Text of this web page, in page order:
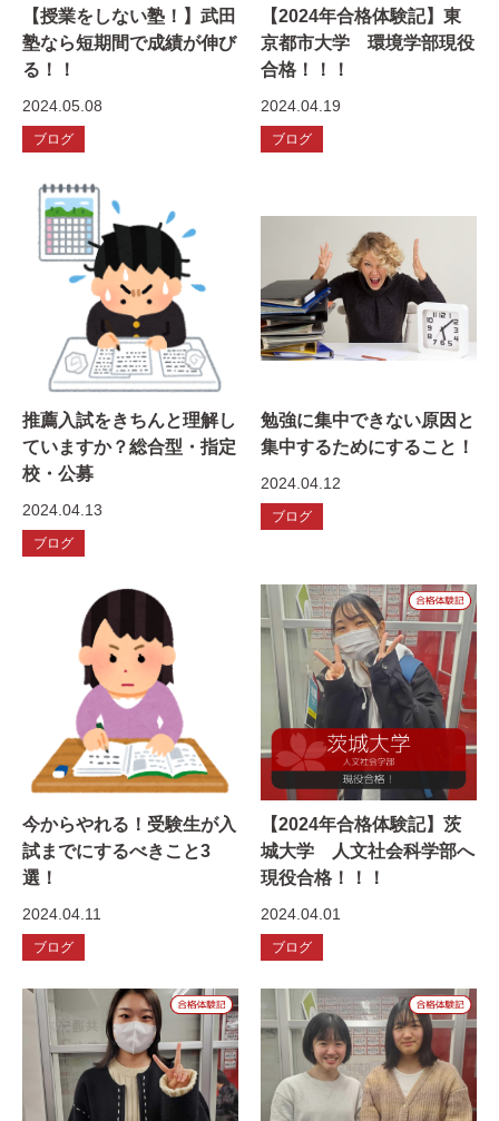
【授業をしない塾！】武田
塾なら短期間で成績が伸び
る！！
2024.05.08
ブログ
【2024年合格体験記】東
京都市大学 環境学部現役
合格！！！
2024.04.19
ブログ
推薦入試をきちんと理解し
ていますか？総合型・指定
校・公募
2024.04.13
ブログ
勉強に集中できない原因と
集中するためにすること！
2024.04.12
ブログ
今からやれる！受験生が入
試までにするべきこと3
選！
2024.04.11
ブログ
【2024年合格体験記】茨
城大学 人文社会科学部へ
現役合格！！！
2024.04.01
ブログ